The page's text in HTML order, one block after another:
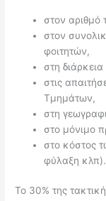
στον
στον
φοιτητών,
στη
στις
Τμημάτων,
στη
στο μόνιμο
στο κόστος
φύλαξη κλπ).
Το 30% της